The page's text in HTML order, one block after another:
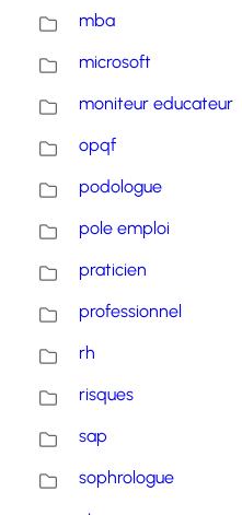
mba
microsoft
moniteur educateur
opqf
podologue
pole emploi
praticien
professionnel
rh
risques
sap
sophrologue